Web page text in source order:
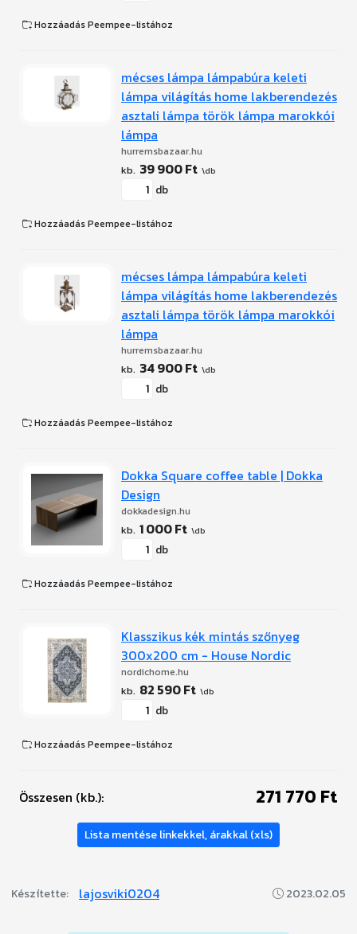
Hozzáadás Peempee-listához
mécses lámpa lámpabúra keleti
lámpa világítás home lakberendezés
asztali lámpa török lámpa marokkói
lámpa
hurremsbazaar.hu
39 900 Ft
db
Hozzáadás Peempee-listához
mécses lámpa lámpabúra keleti
lámpa világítás home lakberendezés
asztali lámpa török lámpa marokkói
lámpa
hurremsbazaar.hu
34 900 Ft
db
Hozzáadás Peempee-listához
Dokka Square coffee table | Dokka
Design
dokkadesign.hu
1 000 Ft
db
Hozzáadás Peempee-listához
Klasszikus kék mintás szőnyeg
300x200 cm - House Nordic
nordichome.hu
82 590 Ft
db
Hozzáadás Peempee-listához
Összesen (kb.): 271 770 Ft
Lista mentése linkekkel, árakkal (xls)
Készítette: lajosviki0204 2023.02.05